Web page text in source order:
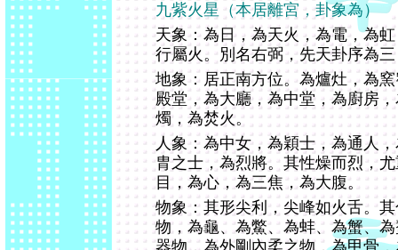
九紫火星（本居離宮，卦象為）
天象：為日，為天火，為電，為
行屬火。別名右弼，先天卦序為
地象：居正南方位。為爐灶，為
殿堂，為大廳，為中堂，為廚房
燭，為焚火。
人象：為中女，為穎士，為通人
胄之士，為烈將。其性燥而烈，
目，為心，為三焦，為大腹。
物象：其形尖利，尖峰如火舌。
物，為龜、為鱉、為蚌、為蟹、
器物，為外剛內柔之物，為甲骨